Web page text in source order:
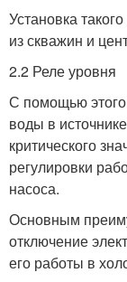
Установка
из скважин и
2.2 Реле уровня
С помощью этого
воды в
критического
регулировки
насоса.
Основным
отключение
его работы в